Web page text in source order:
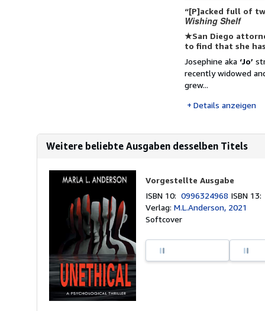
Inhaltsangabe
“[P]acked full of
Wishing Shelf
★San Diego
to find that she
Josephine aka ‘Jo’
recently widowed
grew...
Details anzeigen
Weitere beliebte Ausgaben desselben Titels
Vorgestellte Ausgabe
ISBN 10:0996324968 ISBN
Verlag:M.L.Anderson, 2021
Softcover